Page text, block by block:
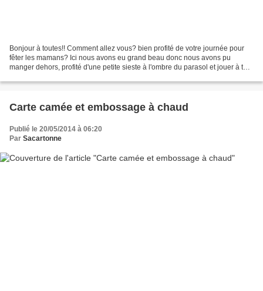
Bonjour à toutes!! Comment allez vous? bien profité de votre journée pour
fêter les mamans? Ici nous avons eu grand beau donc nous avons pu
manger dehors, profité d'une petite sieste à l'ombre du parasol et jouer à tout
Carte camée et embossage à chaud
Publié le 20/05/2014 à 06:20
Par Sacartonne